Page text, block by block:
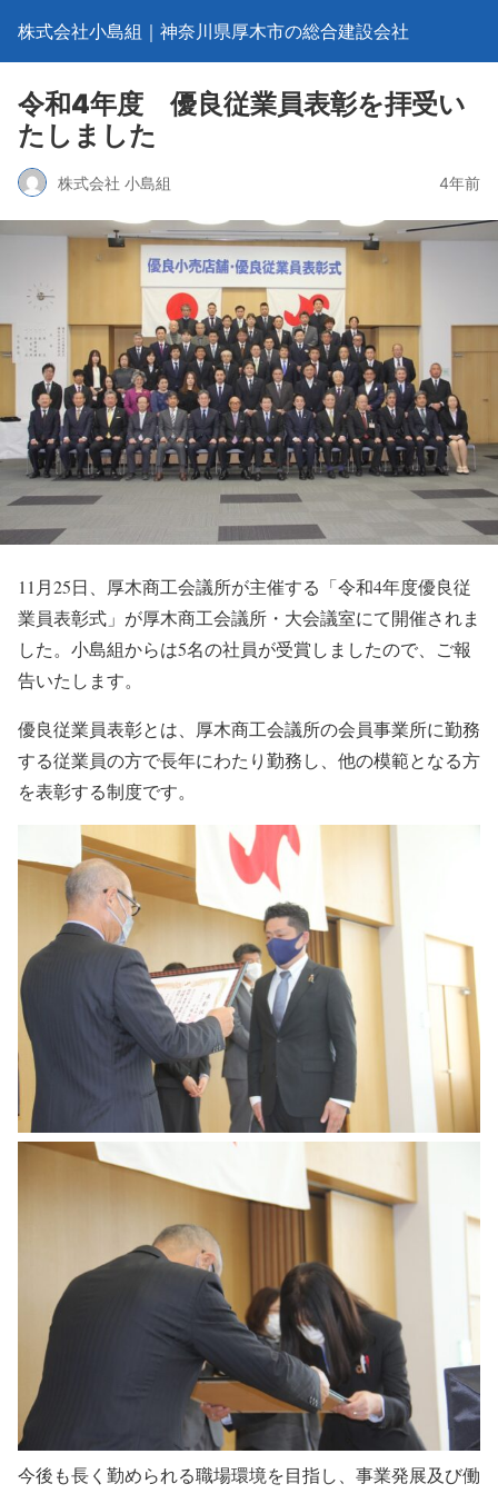
株式会社小島組｜神奈川県厚木市の総合建設会社
令和4年度 優良従業員表彰を拝受い
たしました
株式会社 小島組 4年前
11月25日、厚木商工会議所が主催する「令和4年度優良従
業員表彰式」が厚木商工会議所・大会議室にて開催されま
した。小島組からは5名の社員が受賞しましたので、ご報
告いたします。
優良従業員表彰とは、厚木商工会議所の会員事業所に勤務
する従業員の方で長年にわたり勤務し、他の模範となる方
を表彰する制度です。
今後も長く勤められる職場環境を目指し、事業発展及び働